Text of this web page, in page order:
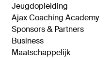
Jeugdopleiding
Ajax Coaching Academy
Sponsors & Partners
Business
Maatschappelijk